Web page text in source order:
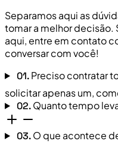
Separamos aqui as
tomar a melhor decisão.
aqui, entre em contato
conversar com você!
01.Preciso contratar
solicitar apenas um,
02.Quanto tempo
03.O que acontece